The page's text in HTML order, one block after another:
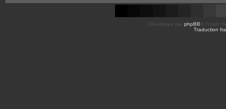
Développé par phpBB ® Forum
Traduction